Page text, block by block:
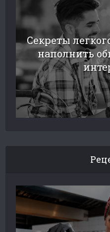
Секреты
наполнить